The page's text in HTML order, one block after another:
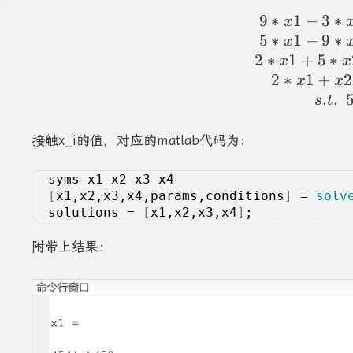
9 ∗ x1 − 3 ∗
5 ∗ x1 − 9 ∗
2 ∗ x1 + 5 ∗ x
2 ∗ x1 + x2
s.t.
接触x_i的值，对应的matlab代码为：
syms x1 x2 x3 x4
[x1,x2,x3,x4,params,conditions ] =
solutions =
[x1,x2,x3,x4] ;
附带上结果：